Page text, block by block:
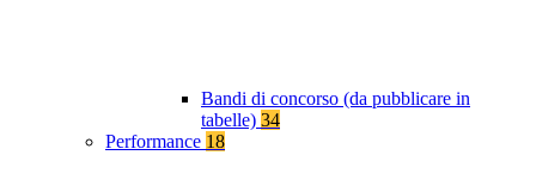
Bandi di concorso (da pubblicare in
tabelle) 34
Performance 18